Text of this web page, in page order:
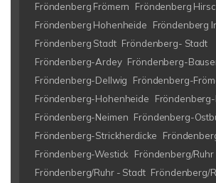
Fröndenberg Frömern
Fröndenberg
Fröndenberg Hohenheide
Fröndenberg
Fröndenberg Stadt Fröndenberg- Stadt
Fröndenberg-Ardey Fröndenberg-
Fröndenberg-Dellwig
Fröndenberg-
Fröndenberg-Hohenheide
Fröndenberg-Neimen Fröndenberg-
Fröndenberg-Strickherdicke
Fröndenberg-Westick
Fröndenberg/Ruhr
Fröndenberg/Ruhr - Stadt Fröndenberg/